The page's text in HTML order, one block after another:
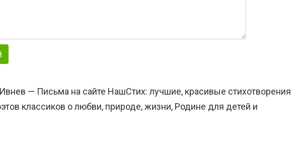
— Письма на сайте НашСтих: лучшие, красивые стихотворения
классиков о любви, природе, жизни, Родине для детей и